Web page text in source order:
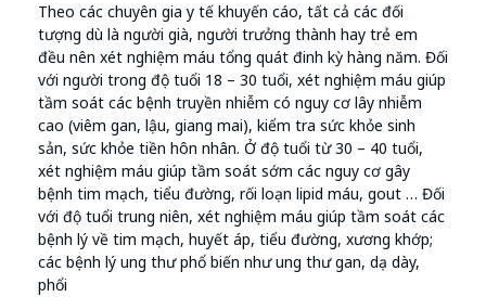
Theo các chuyên gia y tế khuyến cáo, tất cả các đối
tượng dù là người già, người trưởng thành hay trẻ em
đều nên xét nghiệm máu tổng quát đinh kỳ hàng năm. Đối
với người trong độ tuổi 18 – 30 tuổi, xét nghiệm máu giúp
tầm soát các bệnh truyền nhiễm có nguy cơ lây nhiễm
cao (viêm gan, lậu, giang mai), kiểm tra sức khỏe sinh
sản, sức khỏe tiền hôn nhân. Ở độ tuổi từ 30 – 40 tuổi,
xét nghiệm máu giúp tầm soát sớm các nguy cơ gây
bệnh tim mạch, tiểu đường, rối loạn lipid máu, gout … Đối
với độ tuổi trung niên, xét nghiệm máu giúp tầm soát các
bệnh lý về tim mạch, huyết áp, tiểu đường, xương khớp;
các bệnh lý ung thư phổ biến như ung thư gan, dạ dày,
phổi